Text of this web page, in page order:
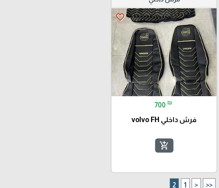
favorite_border
700 ₪
فرش داخلي volvo FH
add_shopping_cart
<<
<
1
2